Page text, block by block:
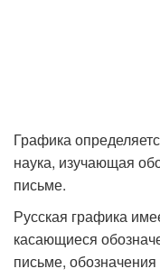
Графика
наука, изучающая
письме.
Русская графика
касающиеся
письме,